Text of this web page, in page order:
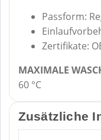
Passform:
Zertifikate:
MAXIMALE
60 °C
Zusätzliche